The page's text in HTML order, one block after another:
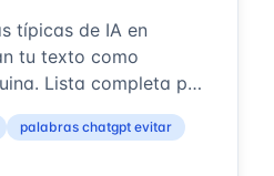
típicas de IA en
tu texto como
Lista completa por
técnica por la que
palabras chatgpt evitar